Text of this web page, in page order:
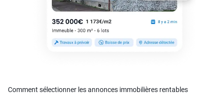
Comment sélectionner les annonces immobilières rentables